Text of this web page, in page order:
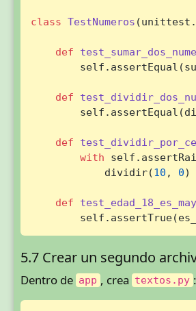
class TestNumeros
def
def
def
with
            dividir(
10 , 0)
def
5.7 Crear un segundo
Dentro de app , crea textos.py :